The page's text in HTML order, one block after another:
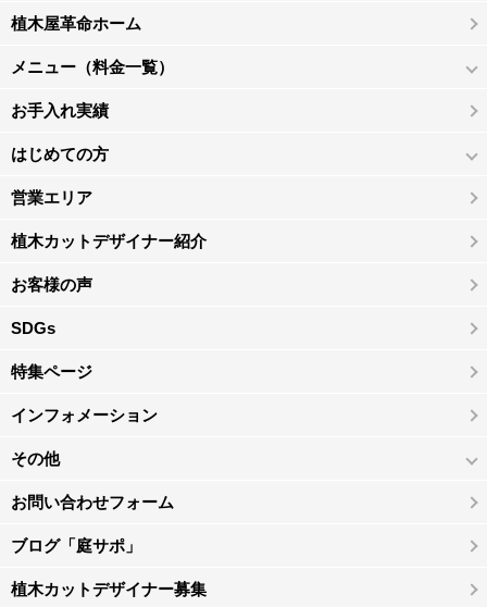
植木屋革命ホーム
メニュー（料金一覧）
お手入れ実績
はじめての方
営業エリア
植木カットデザイナー紹介
お客様の声
SDGs
特集ページ
インフォメーション
その他
お問い合わせフォーム
ブログ「庭サポ」
植木カットデザイナー募集